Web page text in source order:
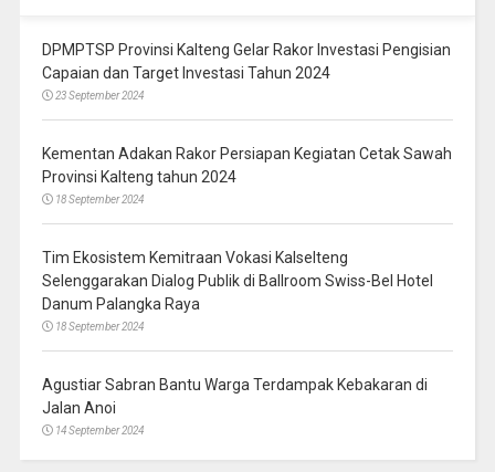
DPMPTSP Provinsi Kalteng Gelar Rakor Investasi Pengisian
Capaian dan Target Investasi Tahun 2024
23 September 2024
Kementan Adakan Rakor Persiapan Kegiatan Cetak Sawah
Provinsi Kalteng tahun 2024
18 September 2024
Tim Ekosistem Kemitraan Vokasi Kalselteng
Selenggarakan Dialog Publik di Ballroom Swiss-Bel Hotel
Danum Palangka Raya
18 September 2024
Agustiar Sabran Bantu Warga Terdampak Kebakaran di
Jalan Anoi
14 September 2024